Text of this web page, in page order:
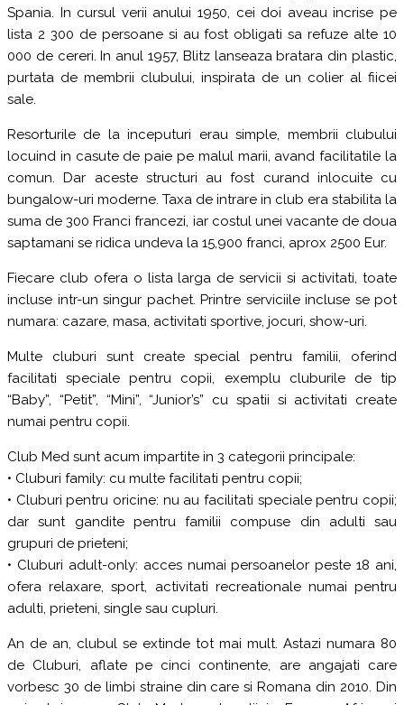
Spania. In cursul verii anului 1950, cei doi aveau incrise pe
lista 2 300 de persoane si au fost obligati sa refuze alte 10
000 de cereri. In anul 1957, Blitz lanseaza bratara din plastic,
purtata de membrii clubului, inspirata de un colier al fiicei
sale.
Resorturile de la inceputuri erau simple, membrii clubului
locuind in casute de paie pe malul marii, avand facilitatile la
comun. Dar aceste structuri au fost curand inlocuite cu
bungalow-uri moderne. Taxa de intrare in club era stabilita la
suma de 300 Franci francezi, iar costul unei vacante de doua
saptamani se ridica undeva la 15,900 franci, aprox 2500 Eur.
Fiecare club ofera o lista larga de servicii si activitati, toate
incluse intr-un singur pachet. Printre serviciile incluse se pot
numara: cazare, masa, activitati sportive, jocuri, show-uri.
Multe cluburi sunt create special pentru familii, oferind
facilitati speciale pentru copii, exemplu cluburile de tip
“Baby”, “Petit”, “Mini”, “Junior’s” cu spatii si activitati create
numai pentru copii.
Club Med sunt acum impartite in 3 categorii principale:
• Cluburi family: cu multe facilitati pentru copii;
• Cluburi pentru oricine: nu au facilitati speciale pentru copii;
dar sunt gandite pentru familii compuse din adulti sau
grupuri de prieteni;
• Cluburi adult-only: acces numai persoanelor peste 18 ani,
ofera relaxare, sport, activitati recreationale numai pentru
adulti, prieteni, single sau cupluri.
An de an, clubul se extinde tot mai mult. Astazi numara 80
de Cluburi, aflate pe cinci continente, are angajati care
vorbesc 30 de limbi straine din care si Romana din 2010. Din